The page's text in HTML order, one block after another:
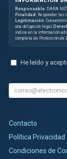
Responsable: DARA
Finalidad : Responder las
Legitimación:
una obligación legal;
indica en la información
completa de Protección de
He leído y
Contacto
Política Privacidad
Condiciones de